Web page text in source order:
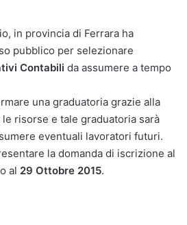
in provincia di Ferrara ha
pubblico per selezionare
Contabili da assumere a tempo
una graduatoria grazie alla
risorse e tale graduatoria sarà
eventuali lavoratori futuri.
la domanda di iscrizione al
al 29 Ottobre 2015.